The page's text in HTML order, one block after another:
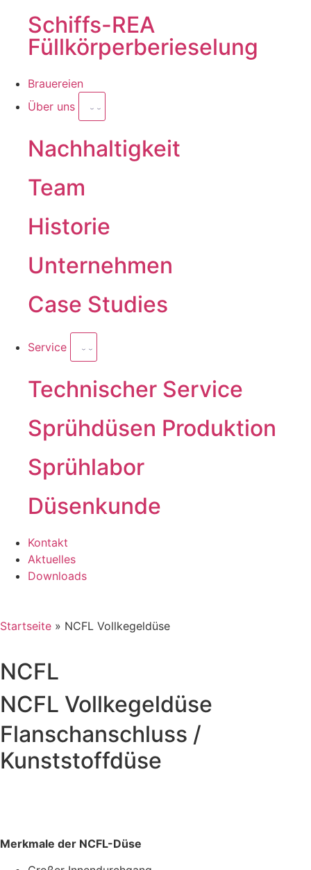
Schiffs-REA
Füllkörperberieselung
Brauereien
Über uns
Nachhaltigkeit
Team
Historie
Unternehmen
Case Studies
Service
Technischer Service
Sprühdüsen Produktion
Sprühlabor
Düsenkunde
Kontakt
Aktuelles
Downloads
Startseite » NCFL Vollkegeldüse
NCFL
NCFL Vollkegeldüse
Flanschanschluss /
Kunststoffdüse
Merkmale der NCFL-Düse